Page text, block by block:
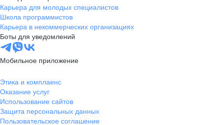
Карьера для молодых специалистов
Школа программистов
Карьера в некоммерческих организациях
Боты для уведомлений
Мобильное приложение
Этика и комплаенс
Оказание услуг
Использование сайтов
Защита персональных данных
Пользовательское соглашение